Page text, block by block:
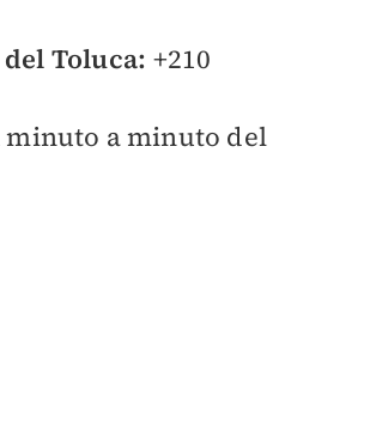
Toluca: +210
minuto a minuto del